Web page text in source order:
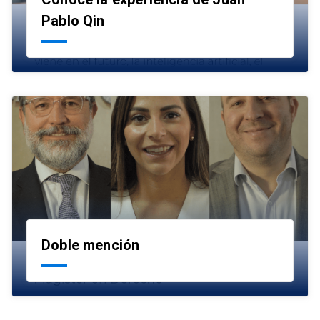
Pablo Qin
Doble mención